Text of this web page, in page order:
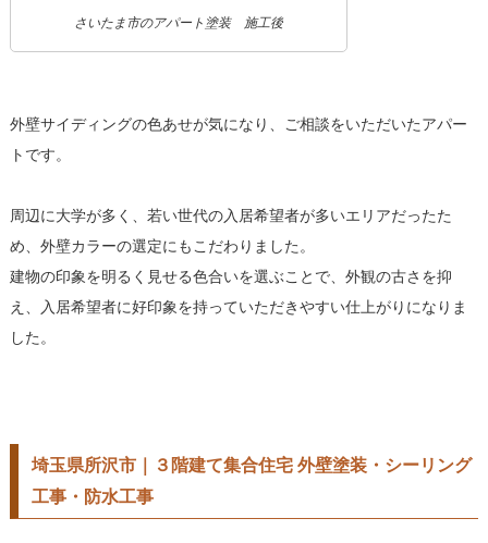
さいたま市のアパート塗装 施工後
外壁サイディングの色あせが気になり、ご相談をいただいたアパー
トです。
周辺に大学が多く、若い世代の入居希望者が多いエリアだったた
め、外壁カラーの選定にもこだわりました。
建物の印象を明るく見せる色合いを選ぶことで、外観の古さを抑
え、入居希望者に好印象を持っていただきやすい仕上がりになりま
した。
埼玉県所沢市｜３階建て集合住宅 外壁塗装・シーリング
工事・防水工事